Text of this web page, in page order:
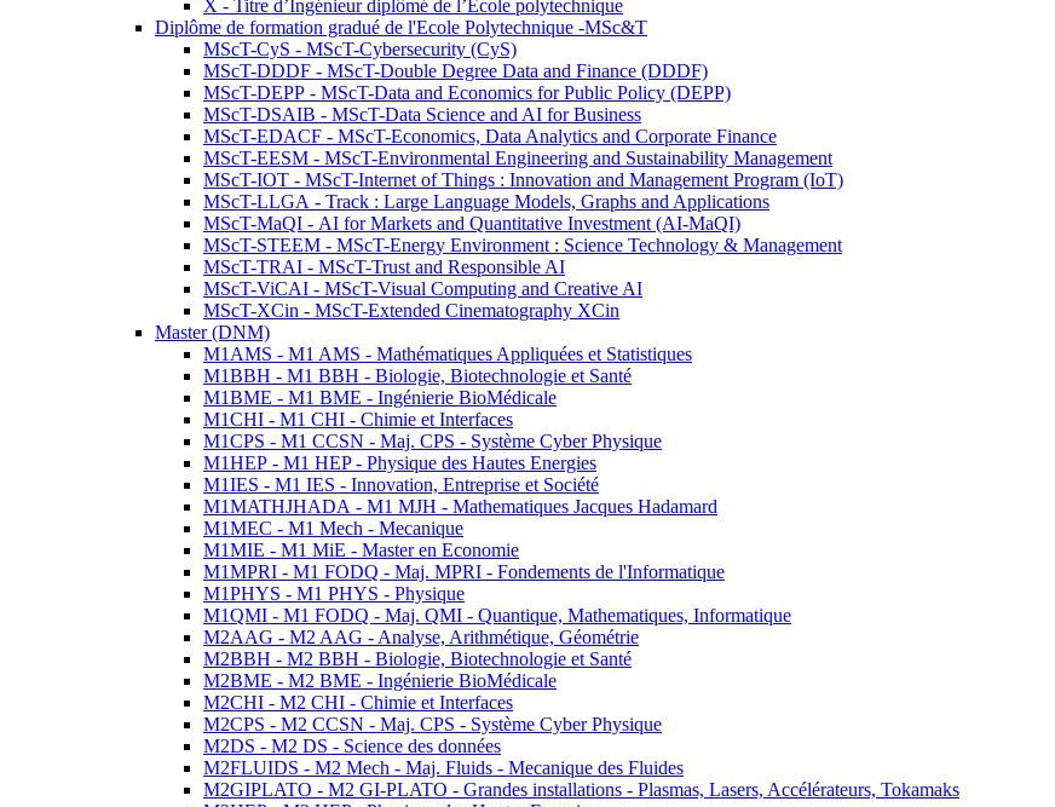
X - Titre d’Ingénieur diplômé de l’École polytechnique
Diplôme de formation gradué de l'Ecole Polytechnique -MSc&T
MScT-CyS - MScT-Cybersecurity (CyS)
MScT-DDDF - MScT-Double Degree Data and Finance (DDDF)
MScT-DEPP - MScT-Data and Economics for Public Policy (DEPP)
MScT-DSAIB - MScT-Data Science and AI for Business
MScT-EDACF - MScT-Economics, Data Analytics and Corporate Finance
MScT-EESM - MScT-Environmental Engineering and Sustainability Management
MScT-IOT - MScT-Internet of Things : Innovation and Management Program (IoT)
MScT-LLGA - Track : Large Language Models, Graphs and Applications
MScT-MaQI - AI for Markets and Quantitative Investment (AI-MaQI)
MScT-STEEM - MScT-Energy Environment : Science Technology & Management
MScT-TRAI - MScT-Trust and Responsible AI
MScT-ViCAI - MScT-Visual Computing and Creative AI
MScT-XCin - MScT-Extended Cinematography XCin
Master (DNM)
M1AMS - M1 AMS - Mathématiques Appliquées et Statistiques
M1BBH - M1 BBH - Biologie, Biotechnologie et Santé
M1BME - M1 BME - Ingénierie BioMédicale
M1CHI - M1 CHI - Chimie et Interfaces
M1CPS - M1 CCSN - Maj. CPS - Système Cyber Physique
M1HEP - M1 HEP - Physique des Hautes Energies
M1IES - M1 IES - Innovation, Entreprise et Société
M1MATHJHADA - M1 MJH - Mathematiques Jacques Hadamard
M1MEC - M1 Mech - Mecanique
M1MIE - M1 MiE - Master en Economie
M1MPRI - M1 FODQ - Maj. MPRI - Fondements de l'Informatique
M1PHYS - M1 PHYS - Physique
M1QMI - M1 FODQ - Maj. QMI - Quantique, Mathematiques, Informatique
M2AAG - M2 AAG - Analyse, Arithmétique, Géométrie
M2BBH - M2 BBH - Biologie, Biotechnologie et Santé
M2BME - M2 BME - Ingénierie BioMédicale
M2CHI - M2 CHI - Chimie et Interfaces
M2CPS - M2 CCSN - Maj. CPS - Système Cyber Physique
M2DS - M2 DS - Science des données
M2FLUIDS - M2 Mech - Maj. Fluids - Mecanique des Fluides
M2GIPLATO - M2 GI-PLATO - Grandes installations - Plasmas, Lasers, Accélérateurs, Tokamaks